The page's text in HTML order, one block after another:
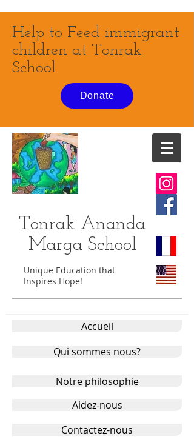
Help to Feed immigrant
children at Tonrak
School
Donate
Tonrak Ananda
Marga School
Unique Education that
Inspires Hope!
Accueil
Qui sommes nous?
Notre philosophie
Aidez-nous
Contactez-nous